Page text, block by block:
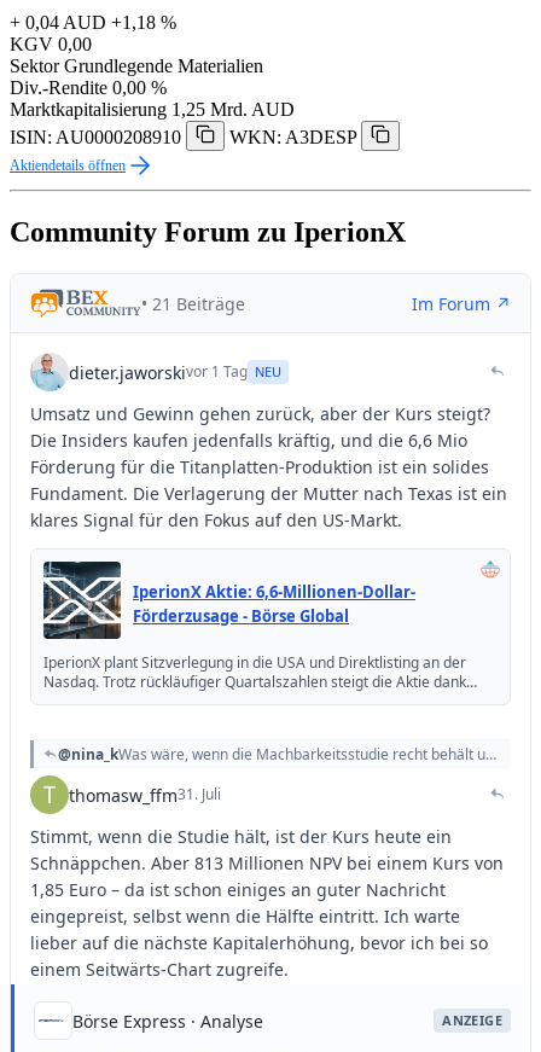
+ 0,04 AUD +1,18 %
KGV 0,00
Sektor Grundlegende Materialien
Div.-Rendite 0,00 %
Marktkapitalisierung 1,25 Mrd. AUD
ISIN: AU0000208910
WKN: A3DESP
Aktiendetails öffnen
Community Forum zu IperionX